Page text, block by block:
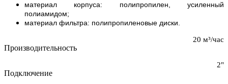
материал корпуса: полипропилен, усиленный
полиамидом;
материал фильтра: полипропиленовые диски.
Производительность
20 м³/час
Подключение
2"